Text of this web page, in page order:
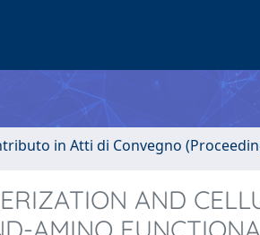
in Atti di Convegno
AND